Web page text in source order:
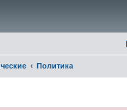
Политика